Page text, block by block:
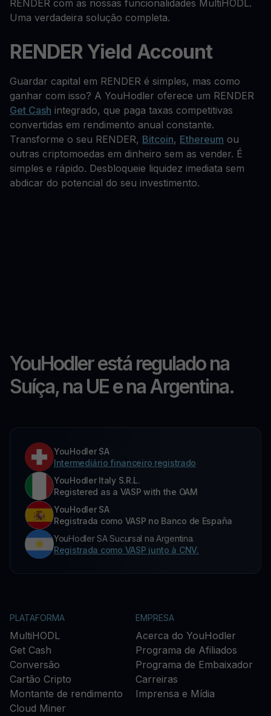
RENDER com as nossas funcionalidades MultiHODL.
Uma verdadeira solução completa.
RENDER Yield Account
Guardar capital em RENDER é simples, mas como
ganhar com isso? A YouHodler oferece um RENDER
Get Cash integrado, que paga taxas competitivas
convertidas em rendimento anual constante.
Transforme o seu RENDER, Bitcoin, Ethereum ou
outras criptomoedas em dinheiro sem as vender. É
simples e rápido. Desbloqueie liquidez imediata sem
abdicar do potencial do seu investimento.
YouHodler está regulado na
Suíça, na UE e na Argentina.
YouHodler SA
Intermediário financeiro registrado
YouHodler Italy S.R.L.
Registered as a VASP with the OAM
YouHodler SA
Registrada como VASP no Banco de España
YouHodler SA Sucursal na Argentina.
Registrada como VASP junto à CNV.
PLATAFORMA
MultiHODL
Get Cash
Conversão
Cartão Cripto
Montante de rendimento
Cloud Miner
EMPRESA
Acerca do YouHodler
Programa de Afiliados
Programa de Embaixador
Carreiras
Imprensa e Mídia